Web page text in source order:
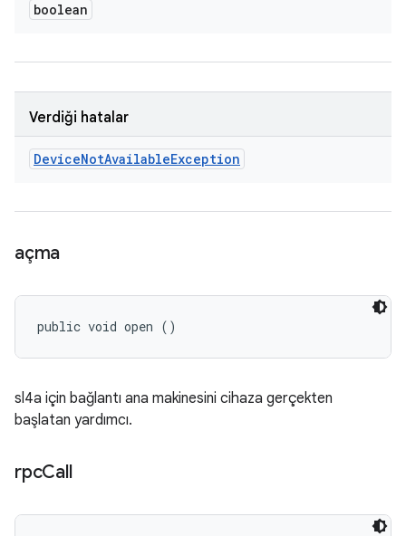
boolean
Verdiği hatalar
DeviceNotAvailableException
açma
public void open ()
sl4a için bağlantı ana makinesini cihaza gerçekten
başlatan yardımcı.
rpcCall